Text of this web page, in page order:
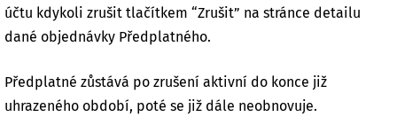
účtu kdykoli zrušit tlačítkem “Zrušit” na stránce detailu
dané objednávky Předplatného.
Předplatné zůstává po zrušení aktivní do konce již
uhrazeného období, poté se již dále neobnovuje.